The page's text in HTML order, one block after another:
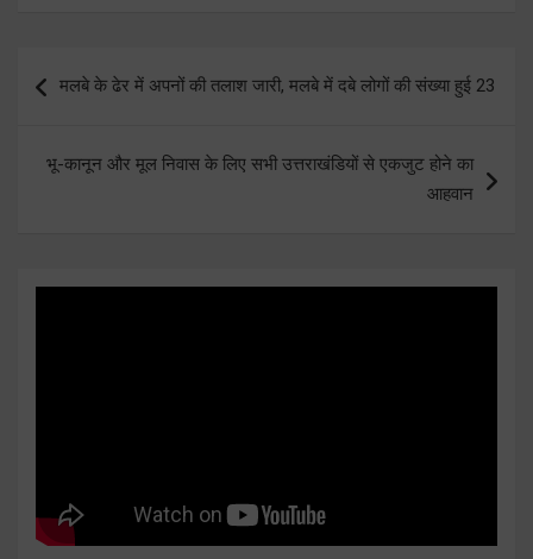
navigation
मलबे के ढेर में अपनों की तलाश जारी, मलबे में दबे लोगों की संख्या हुई 23
भू-कानून और मूल निवास के लिए सभी उत्तराखंडियों से एकजुट होने का
आहवान